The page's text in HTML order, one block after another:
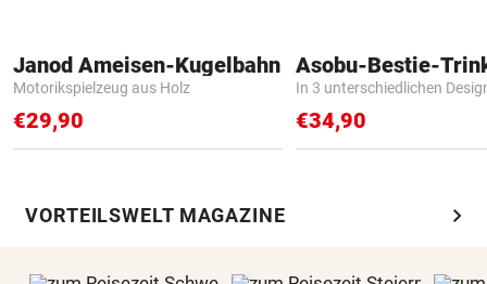
Janod Ameisen-Kugelbahn
Motorikspielzeug aus Holz
€29,90
Asobu-Bestie-
In 3 unterschiedlichen
€34,90
VORTEILSWELT MAGAZINE chevron_right